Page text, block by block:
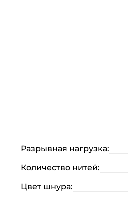
Разрывная нагрузка:
Количество нитей:
Цвет шнура: